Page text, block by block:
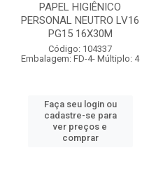
PAPEL HIGIÊNICO
PERSONAL NEUTRO LV16
PG15 16X30M
Código: 104337
Embalagem: FD-4- Múltiplo: 4
Faça seu login ou
cadastre-se para
ver preços e
comprar